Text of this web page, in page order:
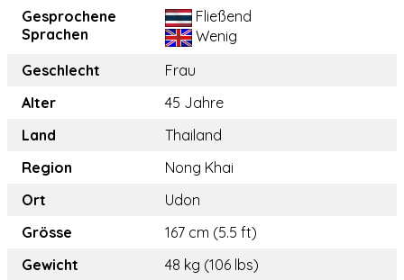
Gesprochene
Sprachen
Fließend
Wenig
Geschlecht
Frau
Alter
45 Jahre
Land
Thailand
Region
Nong Khai
Ort
Udon
Grösse
167 cm (5.5 ft)
Gewicht
48 kg (106 lbs)